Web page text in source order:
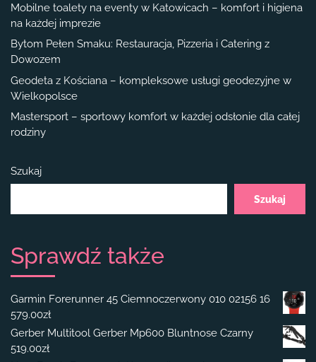
Mobilne toalety na eventy w Katowicach – komfort i higiena
na każdej imprezie
Bytom Pełen Smaku: Restauracja, Pizzeria i Catering z
Dowozem
Geodeta z Kościana – kompleksowe usługi geodezyjne w
Wielkopolsce
Mastersport – sportowy komfort w każdej odsłonie dla całej
rodziny
Szukaj
Szukaj
Sprawdź także
Garmin Forerunner 45 Ciemnoczerwony 010 02156 16
579.00zł
Gerber Multitool Gerber Mp600 Bluntnose Czarny
519.00zł